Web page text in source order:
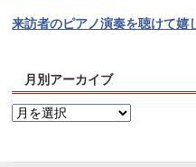
来訪者のピアノ演奏を聴けて嬉
月別アーカイブ
月